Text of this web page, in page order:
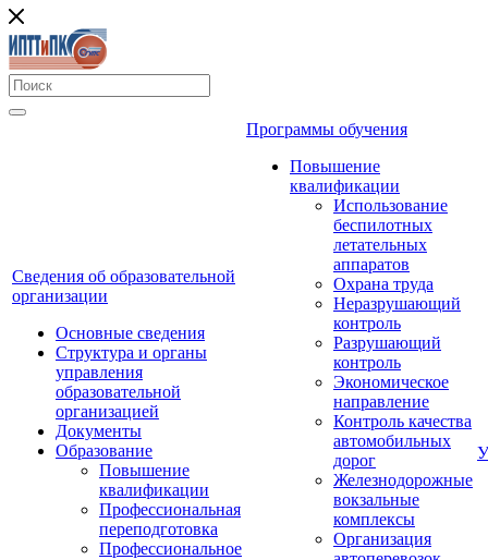
Сведения об образовательной
организации
Основные сведения
Структура и органы
управления
образовательной
организацией
Документы
Образование
Повышение
квалификации
Профессиональная
переподготовка
Профессиональное
Программы обучения
Повышение
квалификации
Использование
беспилотных
летательных
аппаратов
Охрана труда
Неразрушающий
контроль
Разрушающий
контроль
Экономическое
направление
Контроль качества
автомобильных
дорог
Железнодорожные
вокзальные
комплексы
Организация